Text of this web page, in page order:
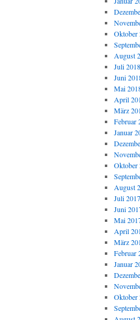
Oktober
August
Juli 2018
Juni
Mai
April
März
Februar
Januar
Oktober
August
Juli 2017
Juni
Mai
April
März
Februar
Januar
Oktober